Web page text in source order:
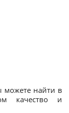
найти в
качество и